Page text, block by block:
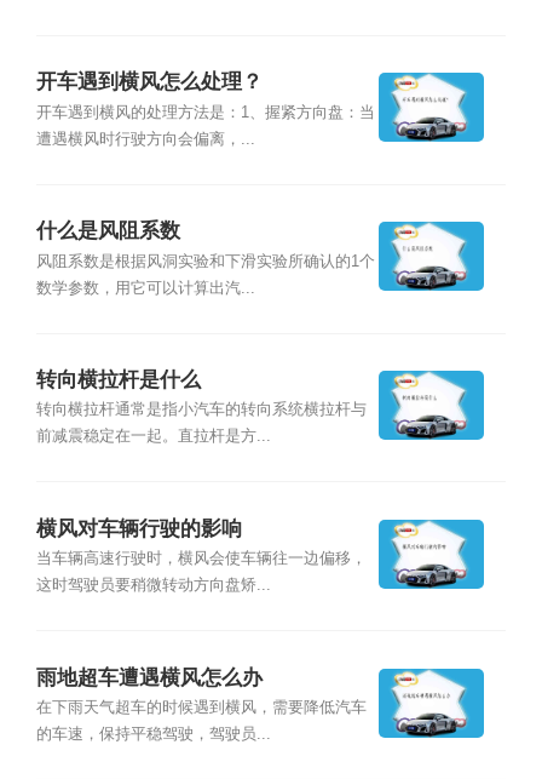
开车遇到横风怎么处理？
开车遇到横风的处理方法是：1、握紧方向盘：当
遭遇横风时行驶方向会偏离，...
什么是风阻系数
风阻系数是根据风洞实验和下滑实验所确认的1个
数学参数，用它可以计算出汽...
转向横拉杆是什么
转向横拉杆通常是指小汽车的转向系统横拉杆与
前减震稳定在一起。直拉杆是方...
横风对车辆行驶的影响
当车辆高速行驶时，横风会使车辆往一边偏移，
这时驾驶员要稍微转动方向盘矫...
雨地超车遭遇横风怎么办
在下雨天气超车的时候遇到横风，需要降低汽车
的车速，保持平稳驾驶，驾驶员...